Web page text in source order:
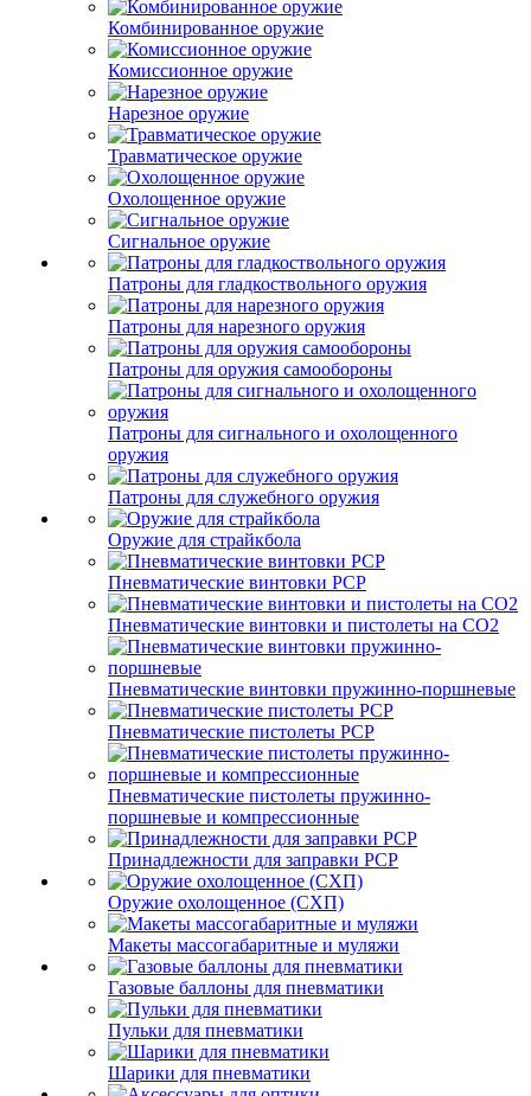
Комбинированное оружие
Комиссионное оружие
Нарезное оружие
Травматическое оружие
Охолощенное оружие
Сигнальное оружие
Патроны для гладкоствольного оружия
Патроны для нарезного оружия
Патроны для оружия самообороны
Патроны для сигнального и охолощенного
оружия
Патроны для служебного оружия
Оружие для страйкбола
Пневматические винтовки PCP
Пневматические винтовки и пистолеты на CO2
Пневматические винтовки пружинно-поршневые
Пневматические пистолеты PCP
Пневматические пистолеты пружинно-
поршневые и компрессионные
Принадлежности для заправки PCP
Оружие охолощенное (СХП)
Макеты массогабаритные и муляжи
Газовые баллоны для пневматики
Пульки для пневматики
Шарики для пневматики